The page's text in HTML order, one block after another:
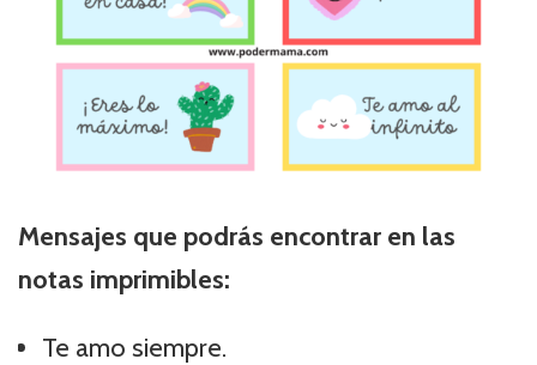
Mensajes que podrás encontrar en las
notas imprimibles:
Te amo siempre.